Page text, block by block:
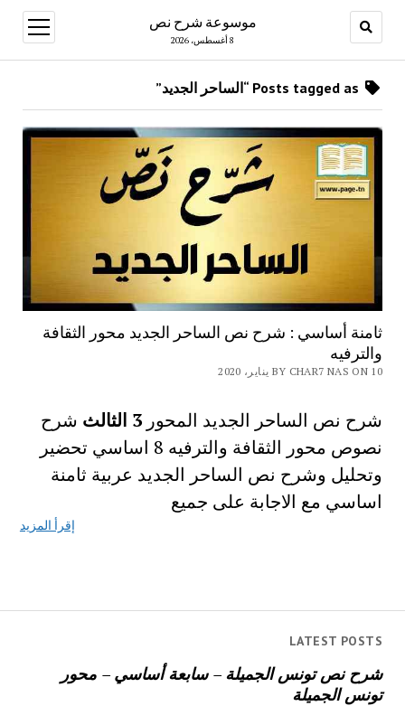
موسوعة شرح نص
8 أغسطس، 2026
open
menu
LATEST POSTS
شرح نص تونس الجميلة – سابعة أساسي – محور
تونس الجميلة
ثامنة أساسي : شرح نص الساحر الجديد محور الثقافة
والترفيه
BY CHAR7 NAS ON 10 يناير، 2020
شرح نص الساحر الجديد المحور 3 الثالث شرح
نصوص محور الثقافة والترفيه 8 اساسي تحضير
وتحليل وشرح نص الساحر الجديد عربية ثامنة
اساسي مع الاجابة على جميع
إقرأ المزيد